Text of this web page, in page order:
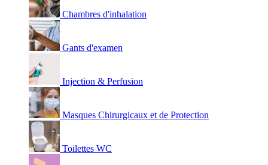
Chambres d'inhalation
Gants d'examen
Injection & Perfusion
Masques Chirurgicaux et de Protection
Toilettes WC